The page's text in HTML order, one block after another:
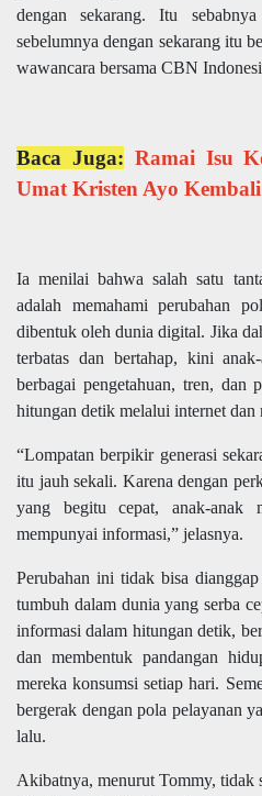
dengan sekarang. Itu
sebelumnya dengan sekarang itu
wawancara bersama CBN
Baca Juga: Ramai Isu
Umat Kristen Ayo
Ia menilai bahwa salah satu
adalah memahami perubahan
dibentuk oleh dunia digital. Jika
terbatas dan bertahap, kini
berbagai pengetahuan, tren, dan
hitungan detik melalui internet dan
“Lompatan berpikir generasi
itu jauh sekali. Karena dengan
yang begitu cepat, anak-anak
mempunyai informasi,” jelasnya.
Perubahan ini tidak bisa
tumbuh dalam dunia yang serba
informasi dalam hitungan detik,
dan membentuk pandangan
mereka konsumsi setiap hari.
bergerak dengan pola pelayanan
lalu.
Akibatnya, menurut Tommy, tidak